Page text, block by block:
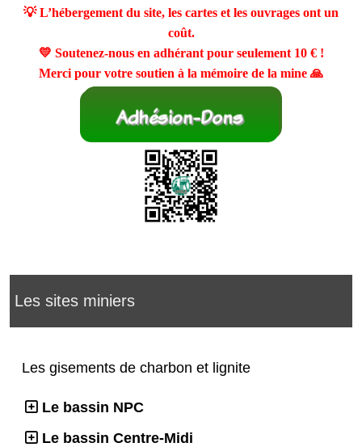
💡 L’hébergement du site, les cartes et les ouvrages ont un
coût.
💛 Soutenez-nous en adhérant pour seulement 10 €!
Merci pour votre soutien à la mémoire de la mine 🙏
Les sites miniers
Les gisements de charbon et lignite
Le bassin NPC
Le bassin Centre-Midi